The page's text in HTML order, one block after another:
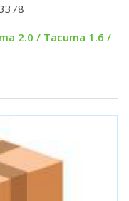
2.0 / Tacuma 1.6 /